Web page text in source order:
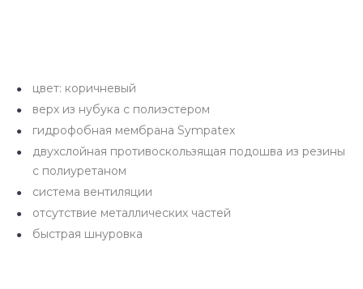
цвет: коричневый
верх из нубука с полиэстером
гидрофобная мембрана Sympatex
двухслойная противоскользящая подошва из резины
с полиуретаном
система вентиляции
отсутствие металлических частей
быстрая шнуровка